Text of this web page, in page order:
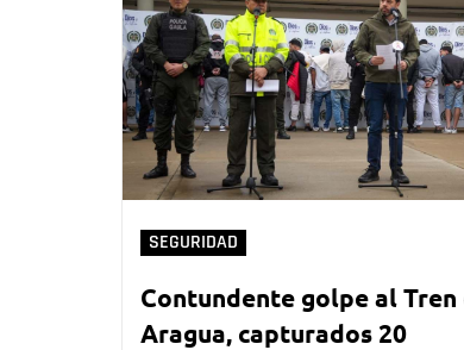
SEGURIDAD
Contundente golpe al Tren
Aragua, capturados 20